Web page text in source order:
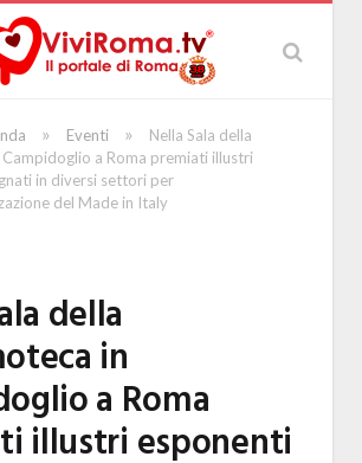
» Eventi »
Nella Sala della
a Roma premiati illustri
in diversi settori per
del Made in Italy
della
in
a Roma
illustri esponenti